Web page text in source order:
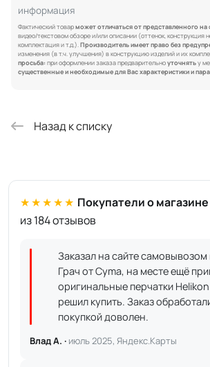
информация
Фактический товарможет отличаться от представленного
видео/текстовом обзоре и/или описании (оттенок, конструкция
комплектация и т.д.).Производитель имеет право без
изменения (в т.ч. улучшения) в конструкцию изделий и их
просьба: при оформлении заказа предварительноуточнятьу
существенные и необходимые для Вас характеристики и
Назад к списку
★★★★★ Покупатели о магазине
из 184 отзывов
Заказал на сайте самовывозом
Грач от Cyma, на месте ещё
оригинальные перчатки
решил купить. Заказ
покупкой доволен.
Влад А. · июль 2025, Яндекс.Карты